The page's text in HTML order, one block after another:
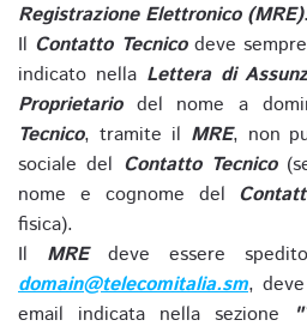
Registrazione Elettronico (MRE).
Il Contatto Tecnicodeve
indicato nella Lettera di
Proprietariodel nome a
Tecnico, tramite il MRE, non
sociale del Contatto Tecnico
nome e cognome del
fisica).
Il MREdeve essere
domain@telecomitalia.sm,
email indicata nella sezione